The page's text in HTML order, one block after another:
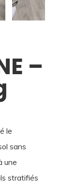
–
le
sans
une
stratifiés